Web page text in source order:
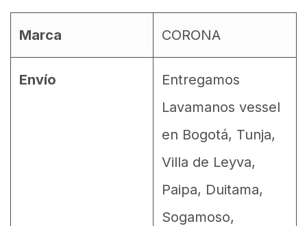
Marca CORONA
Envío
Entregamos
Lavamanos vessel
en Bogotá, Tunja,
Villa de Leyva,
Paipa, Duitama,
Sogamoso,